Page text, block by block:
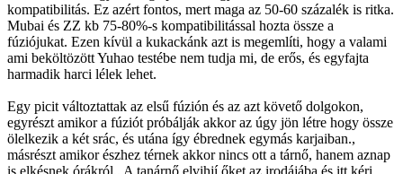
kompatibilitás. Ez azért fontos, mert maga az 50-60 százalék is ritka.
Mubai és ZZ kb 75-80%-s kompatibilitással hozta össze a
fúziójukat. Ezen kívül a kukackánk azt is megemlíti, hogy a valami
ami beköltözött Yuhao testébe nem tudja mi, de erős, és egyfajta
harmadik harci lélek lehet.
Egy picit változtattak az elsű fúzión és az azt követő dolgokon,
egyrészt amikor a fúziót próbálják akkor az úgy jön létre hogy össze
ölelkezik a két srác, és utána így ébrednek egymás karjaiban.,
másrészt amikor észhez térnek akkor nincs ott a tárnő, hanem aznap